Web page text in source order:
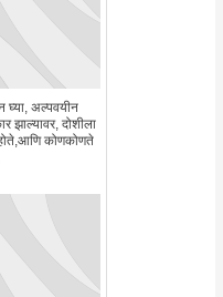
घ्या, अल्पवयीन
झाल्यावर, दोशीला
होते,आणि कोणकोणते